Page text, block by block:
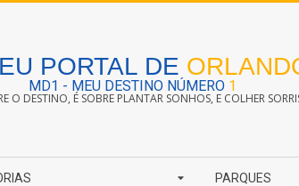
PORTAL DE
MD1 - MEU DESTINO NÚMERO 1
O DESTINO, É SOBRE PLANTAR SONHOS, E COLHER
PARQUES